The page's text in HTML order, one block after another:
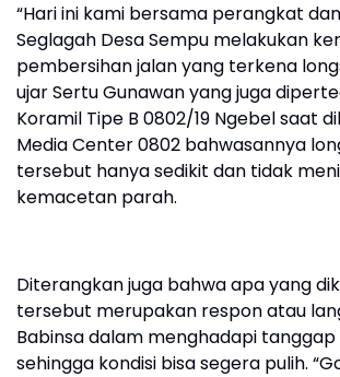
“Hari ini kami bersama perangkat
Seglagah Desa Sempu melakukan
pembersihan jalan yang terkena
ujar Sertu Gunawan yang juga
Koramil Tipe B 0802/19 Ngebel saat
Media Center 0802 bahwasannya
tersebut hanya sedikit dan tidak
kemacetan parah.
Diterangkan juga bahwa apa yang
tersebut merupakan respon atau
Babinsa dalam menghadapi
sehingga kondisi bisa segera pulih.